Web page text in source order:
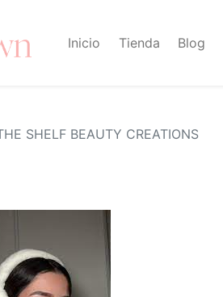
Inicio Tienda Blog
SHELF BEAUTY CREATIONS